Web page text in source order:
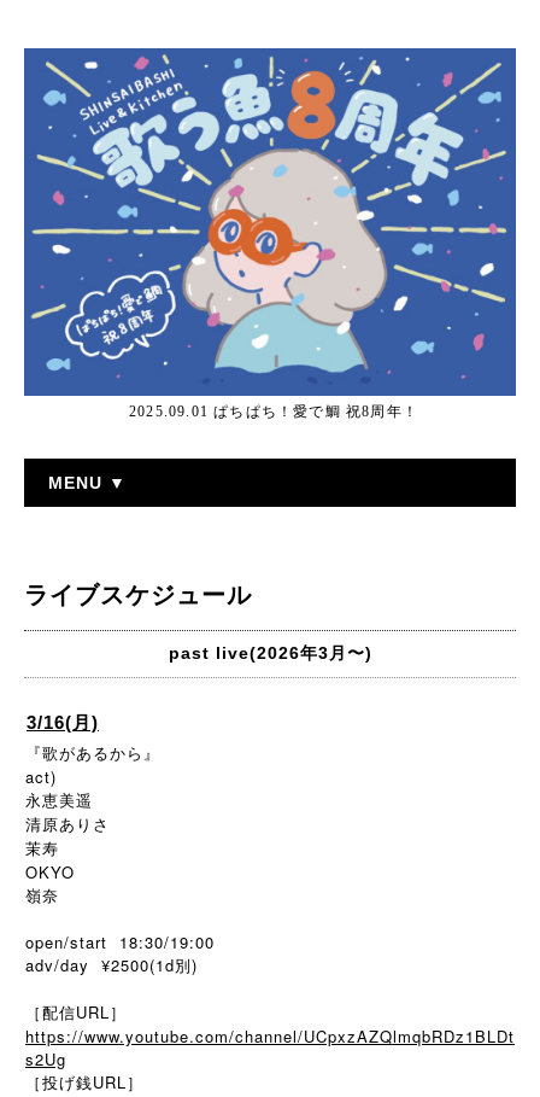
2025.09.01 ぱちぱち！愛で鯛 祝8周年！
MENU ▼
ライブスケジュール
past live(2026年3月〜)
3/16(月)
『歌があるから』
act)
永恵美遥
清原ありさ
茉寿
OKYO
嶺奈
open/start 18:30/19:00
adv/day ¥2500(1d別)
［配信URL］
https://www.youtube.com/channel/UCpxzAZQlmqbRDz1BLDt
s2Ug
［投げ銭URL］